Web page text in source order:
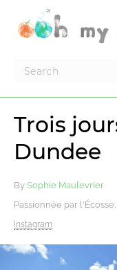
Trois
Dundee
By Sophie Maulevrier
Passionnée par
Instagram